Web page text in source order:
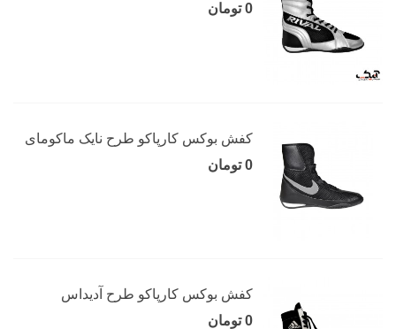
0 تومان
کفش بوکس کارپاکو طرح نایک ماکومای
0 تومان
کفش بوکس کارپاکو طرح آدیداس
0 تومان